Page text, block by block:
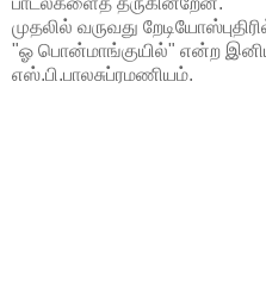
முதலில் வருவது
"ஓ பொன்மாங்குயில்" என்ற இனிய
எஸ்.பி.பாலசுப்ரமணியம்.